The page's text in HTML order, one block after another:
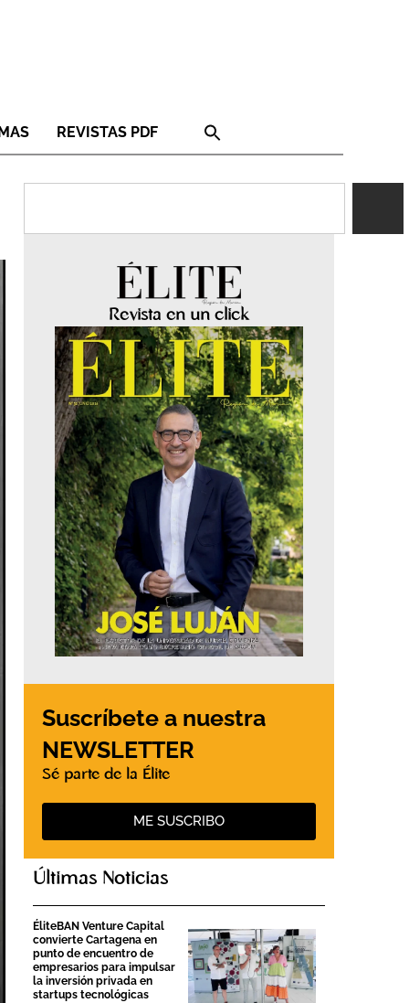
REVISTAS PDF
Revista en un click
Suscríbete a nuestra
NEWSLETTER
Sé parte de la Élite
ME SUSCRIBO
Últimas Noticias
ÉliteBAN Venture Capital
convierte Cartagena en
punto de encuentro de
empresarios para impulsar
la inversión privada en
startups tecnológicas